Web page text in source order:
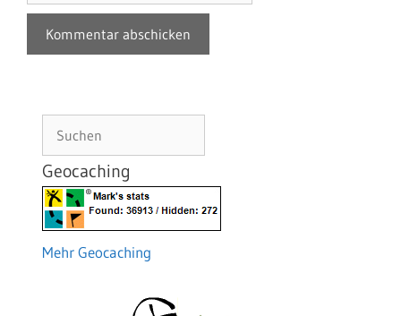
Geocaching
Mehr Geocaching